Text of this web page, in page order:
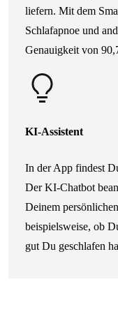
liefern. Mit dem
Schlafapnoe und
Genauigkeit von
KI-Assistent
In der App findest
Der KI-Chatbot
Deinem
beispielsweise, ob
gut Du geschlafen